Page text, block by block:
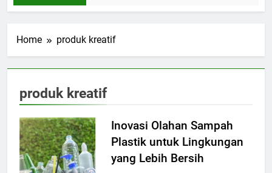
Home produk kreatif
produk kreatif
Inovasi Olahan Sampah
Plastik untuk Lingkungan
yang Lebih Bersih